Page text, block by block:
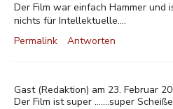
Der Film war einfach Hammer
nichts für Intellektuelle....
Permalink
Antworten
Gast (Redaktion) am 23. Februar
Der Film ist super .......super